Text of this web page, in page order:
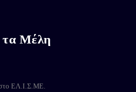
τα Μέλη
στο ΕΛ.Ι.Σ.ΜΕ.